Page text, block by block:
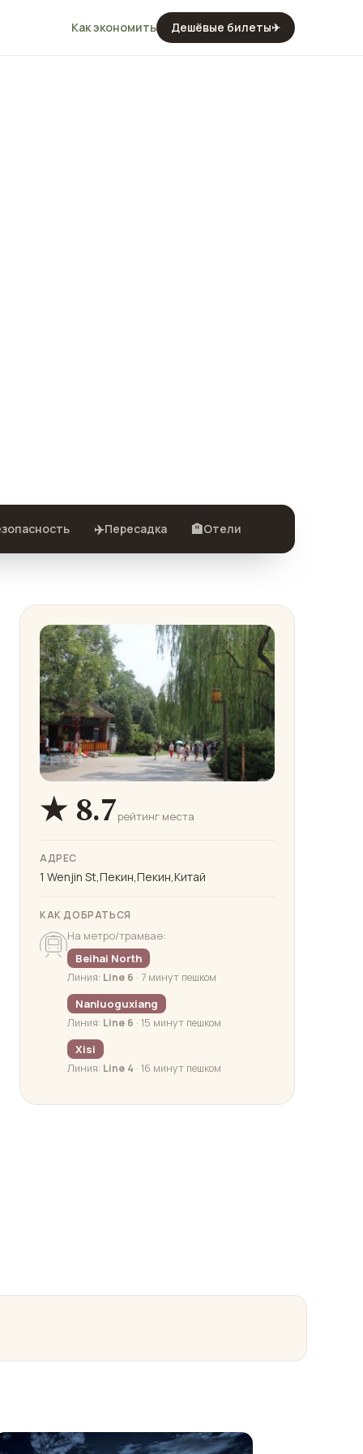
Как экономить Дешёвые билеты✈
✈️Пересадка 🏨Отели
★ 8.7рейтинг места
АДРЕС
1 Wenjin St,Пекин,Пекин,Китай
КАК ДОБРАТЬСЯ
На метро/трамвае:
Beihai North
Линия: Line 6 · 7 минут пешком
Nanluoguxiang
Линия: Line 6 · 15 минут пешком
Xisi
Линия: Line 4 · 16 минут пешком